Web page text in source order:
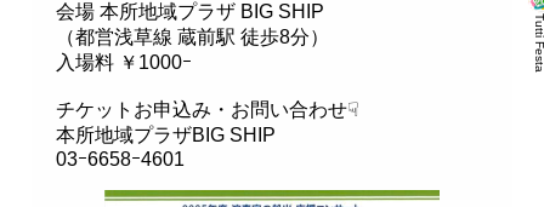
会場 本所地域プラザ BIG SHIP
（都営浅草線 蔵前駅 徒歩8分）
入場料 ￥1000ｰ
チケットお申込み・お問い合わせ☟
本所地域プラザBIG SHIP
03ｰ6658ｰ4601
Tutti